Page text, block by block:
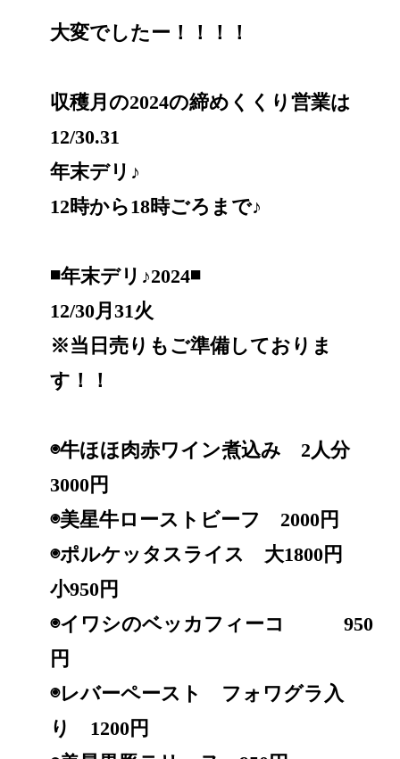
大変でしたー！！！！
収穫月の2024の締めくくり営業は
12/30.31
年末デリ♪
12時から18時ごろまで♪
◾️年末デリ♪2024◾️
12/30月31火
※当日売りもご準備しておりま
す！！
◉牛ほほ肉赤ワイン煮込み 2人分
3000円
◉美星牛ローストビーフ 2000円
◉ポルケッタスライス 大1800円
小950円
◉イワシのベッカフィーコ 950
円
◉レバーペースト フォワグラ入
り 1200円